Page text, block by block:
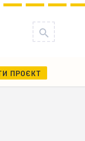
ПРОЄКТ